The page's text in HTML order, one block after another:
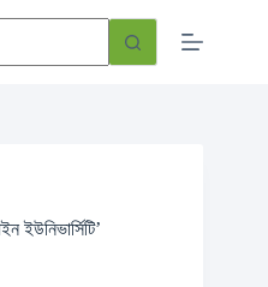
ইউনিভার্সিটি’